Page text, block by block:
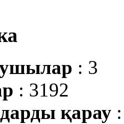
: 3
: 3192
қарау